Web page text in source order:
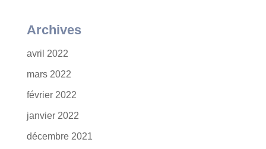
Archives
avril 2022
mars 2022
février 2022
janvier 2022
décembre 2021